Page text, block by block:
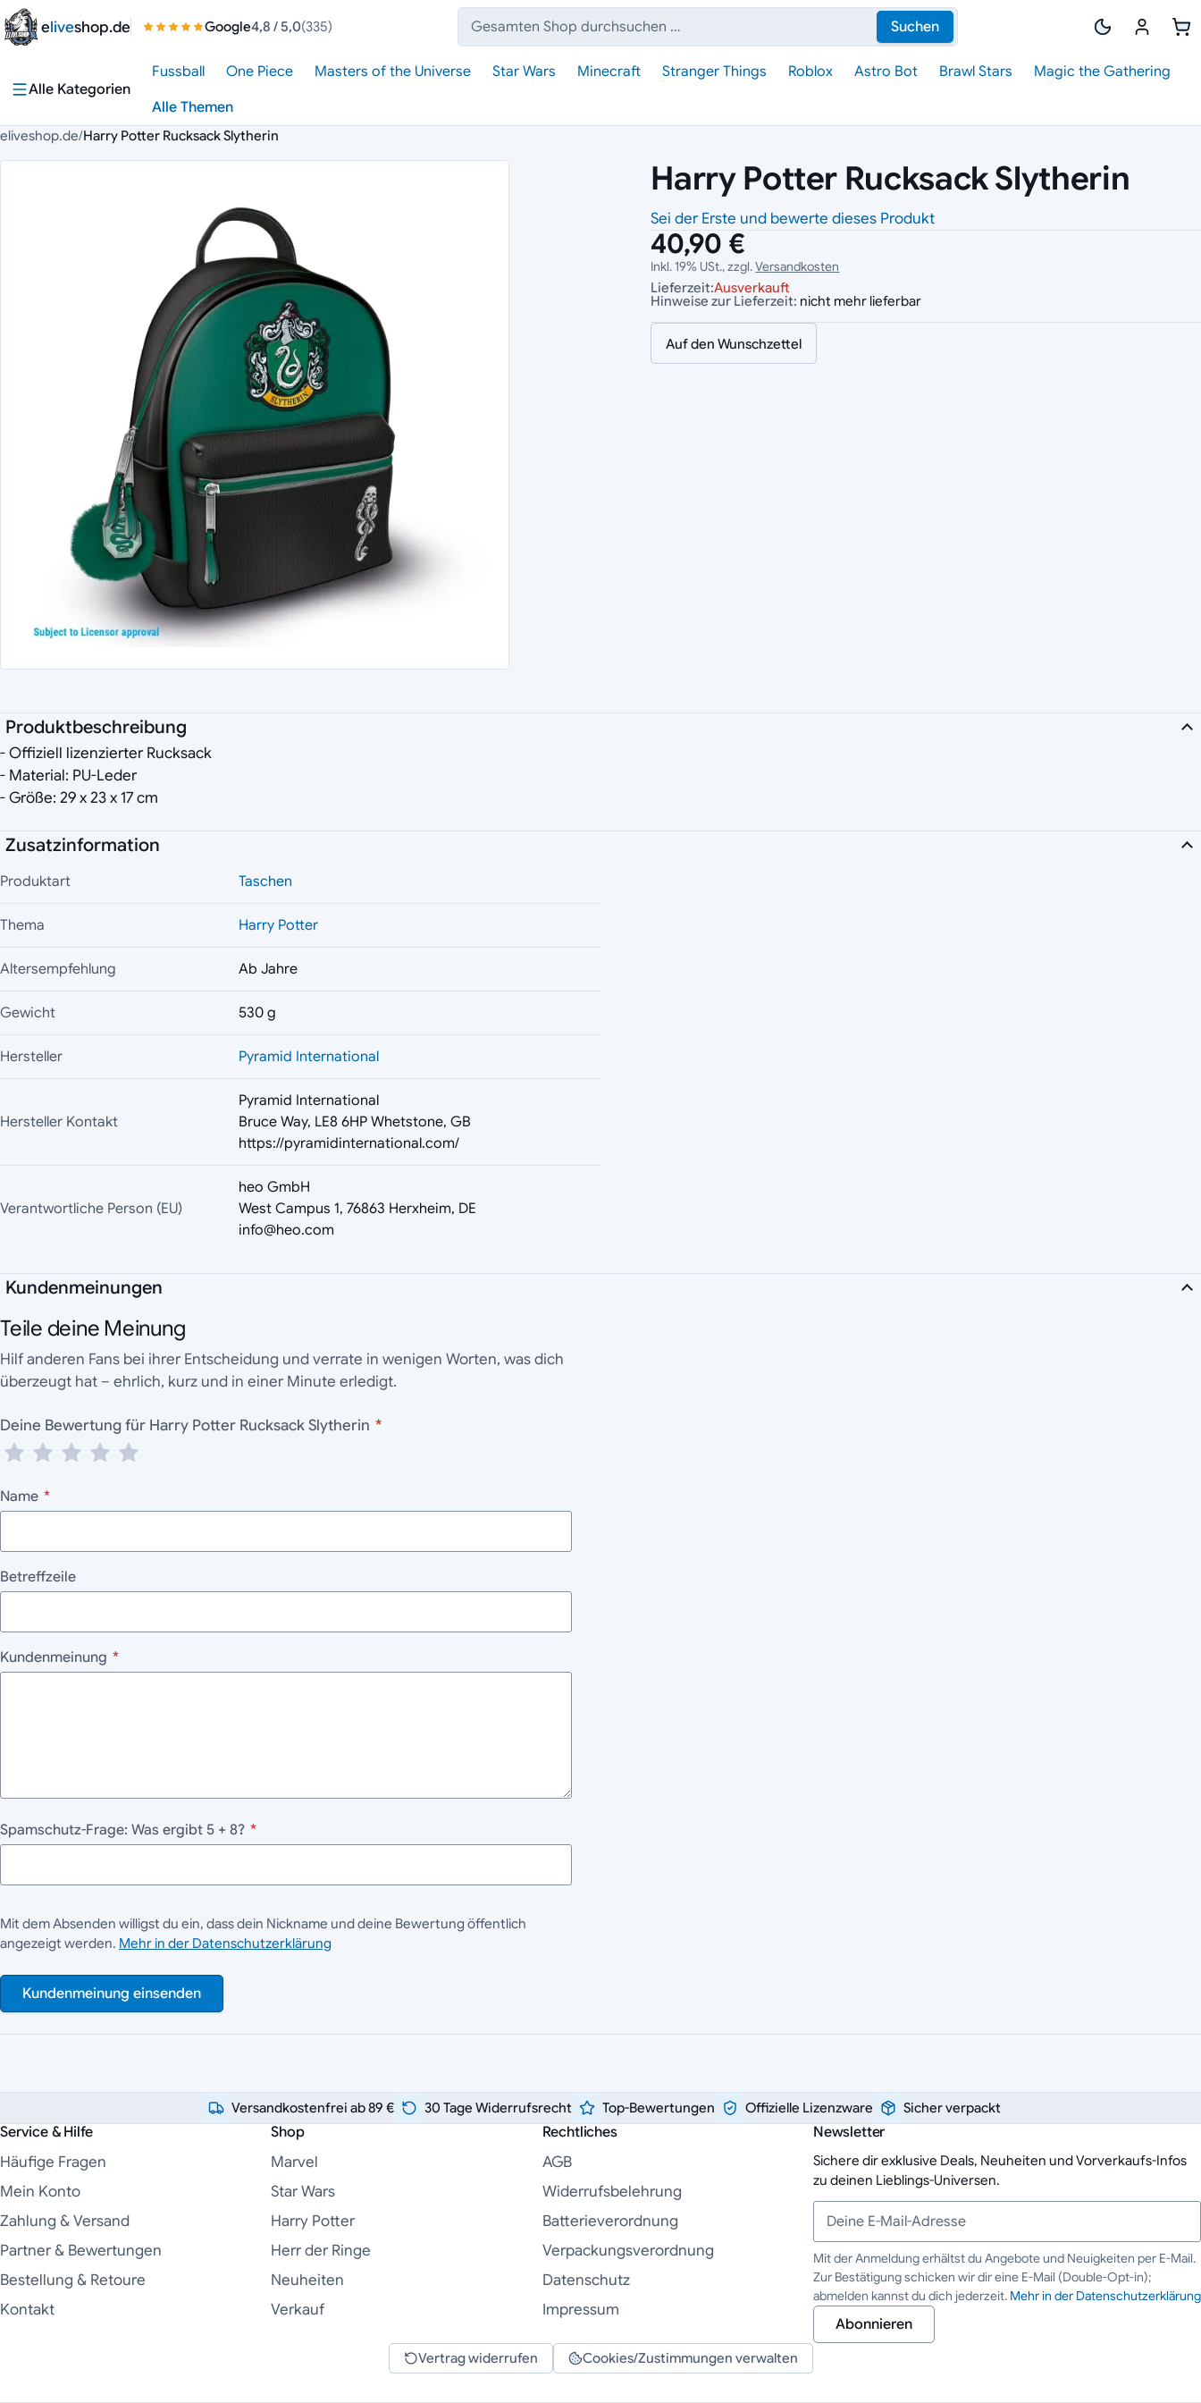
Zum Inhalt springen
eliveshop.de Google4,8 / 5,0(335)
Suche:
Suchen
Alle Kategorien
Fussball One Piece Masters of the Universe Star Wars Minecraft Stranger Things Roblox Astro Bot Brawl Stars
Magic the Gathering
Alle Themen
eliveshop.de/Harry Potter Rucksack Slytherin
Harry Potter Rucksack Slytherin
Sei der Erste und bewerte dieses Produkt
40,90 €
Inkl. 19% USt., zzgl.Versandkosten
Lieferzeit:Ausverkauft
Hinweise zur Lieferzeit: nicht mehr lieferbar
Auf den Wunschzettel
Produktbeschreibung
- Offiziell lizenzierter Rucksack
- Material: PU-Leder
- Größe: 29 x 23 x 17 cm
Zusatzinformation
Produktart Taschen
Thema Harry Potter
Altersempfehlung Ab Jahre
Gewicht 530 g
Hersteller Pyramid International
Hersteller Kontakt
Pyramid International
Bruce Way, LE8 6HP Whetstone, GB
https://pyramidinternational.com/
Verantwortliche Person (EU)
heo GmbH
West Campus 1, 76863 Herxheim, DE
info@heo.com
Kundenmeinungen
Teile deine Meinung
Hilf anderen Fans bei ihrer Entscheidung und verrate in wenigen Worten, was dich
überzeugt hat – ehrlich, kurz und in einer Minute erledigt.
Deine Bewertung für Harry Potter Rucksack Slytherin *
Name *
Betreffzeile
Kundenmeinung *
Spamschutz-Frage: Was ergibt 5 + 8? *
Mit dem Absenden willigst du ein, dass dein Nickname und deine Bewertung öffentlich
angezeigt werden. Mehr in der Datenschutzerklärung
Kundenmeinung einsenden
Versandkostenfrei ab 89 € 30 Tage Widerrufsrecht Top-Bewertungen Offizielle Lizenzware Sicher verpackt
Service & Hilfe
Häufige Fragen
Mein Konto
Zahlung & Versand
Partner & Bewertungen
Bestellung & Retoure
Kontakt
Shop
Marvel
Star Wars
Harry Potter
Herr der Ringe
Neuheiten
Verkauf
Rechtliches
AGB
Widerrufsbelehrung
Batterieverordnung
Verpackungsverordnung
Datenschutz
Impressum
Newsletter
Sichere dir exklusive Deals, Neuheiten und Vorverkaufs-Infos
zu deinen Lieblings-Universen.
Deine E-Mail-Adresse
Mit der Anmeldung erhältst du Angebote und Neuigkeiten per E-Mail.
Zur Bestätigung schicken wir dir eine E-Mail (Double-Opt-in);
abmelden kannst du dich jederzeit. Mehr in der Datenschutzerklärung
Abonnieren
Vertrag widerrufen Cookies/Zustimmungen verwalten